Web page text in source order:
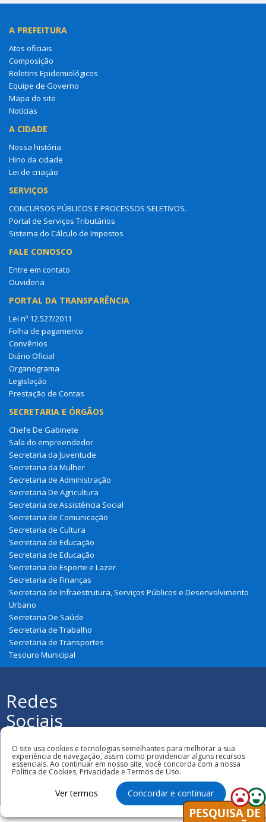
A PREFEITURA
Atos oficiais
Composição
Boletins Epidemiológicos
Equipe de Governo
Mapa do site
Notícias
A CIDADE
Nossa história
Hino da cidade
Lei de criação
SERVIÇOS
CONCURSOS PÚBLICOS E PROCESSOS SELETIVOS.
Portal de Serviços Tributários
Sistema do Cálculo de Impostos
FALE CONOSCO
Entre em contato
Ouvidoria
PORTAL DA TRANSPARÊNCIA
Lei nº 12.527/2011
Folha de pagamento
Convênios
Diário Oficial
Organograma
Legislação
Prestação de Contas
SECRETARIA E ÓRGÃOS
Chefe De Gabinete
Sala do empreendedor
Secretaria da Juventude
Secretaria da Mulher
Secretaria de Administração
Secretaria De Agricultura
Secretaria de Assistência Social
Secretaria de Comunicação
Secretaria de Cultura
Secretaria de Educação
Secretaria de Educação
Secretaria de Esporte e Lazer
Secretaria de Finanças
Secretaria de Infraestrutura, Serviços Públicos e Desenvolvimento
Urbano
Secretaria De Saúde
Secretaria de Trabalho
Secretaria de Transportes
Tesouro Municipal
Redes
Sociais
O site usa cookies e tecnologias semelhantes para melhorar a sua
experiência de navegação, assim como providenciar alguns recursos
essenciais. Ao continuar em nosso site, você concorda com a nossa
Política de Cookies, Privacidade e Termos de Uso.
Ver termos Concordar e continuar